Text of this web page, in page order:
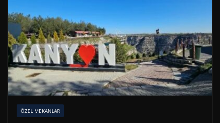
ÖZEL MEKANLAR